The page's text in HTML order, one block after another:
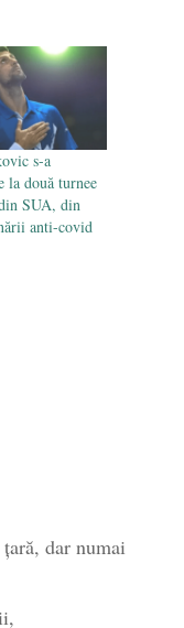
Bustul
din Iași
s-a
la două turnee
SUA, din
anti-covid
dar numai